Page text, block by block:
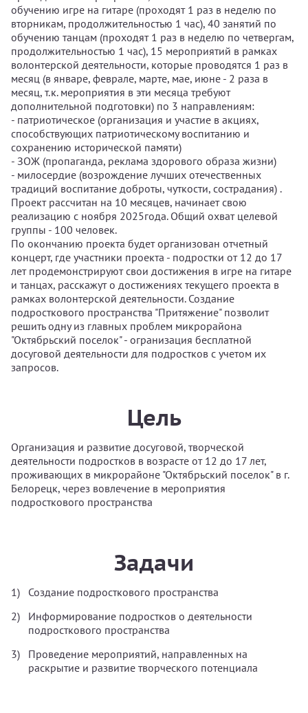
обучению игре на гитаре (проходят 1 раз в неделю по
вторникам, продолжительностью 1 час), 40 занятий по
обучению танцам (проходят 1 раз в неделю по четвергам,
продолжительностью 1 час), 15 мероприятий в рамках
волонтерской деятельности, которые проводятся 1 раз в
месяц (в январе, феврале, марте, мае, июне - 2 раза в
месяц, т.к. мероприятия в эти месяца требуют
дополнительной подготовки) по 3 направлениям:
- патриотическое (организация и участие в акциях,
способствующих патриотическому воспитанию и
сохранению исторической памяти)
- ЗОЖ (пропаганда, реклама здорового образа жизни)
- милосердие (возрождение лучших отечественных
традиций воспитание доброты, чуткости, сострадания) .
Проект рассчитан на 10 месяцев, начинает свою
реализацию с ноября 2025года. Общий охват целевой
группы - 100 человек.
По окончанию проекта будет организован отчетный
концерт, где участники проекта - подростки от 12 до 17
лет продемонстрируют свои достижения в игре на гитаре
и танцах, расскажут о достижениях текущего проекта в
рамках волонтерской деятельности. Создание
подросткового пространства "Притяжение" позволит
решить одну из главных проблем микрорайона
"Октябрьский поселок" - огранизация бесплатной
досуговой деятельности для подростков с учетом их
запросов.
Цель
Организация и развитие досуговой, творческой
деятельности подростков в возрасте от 12 до 17 лет,
проживающих в микрорайоне "Октябрьский поселок" в г.
Белорецк, через вовлечение в мероприятия
подросткового пространства
Задачи
Создание подросткового пространства
Информирование подростков о деятельности
подросткового пространства
Проведение мероприятий, направленных на
раскрытие и развитие творческого потенциала